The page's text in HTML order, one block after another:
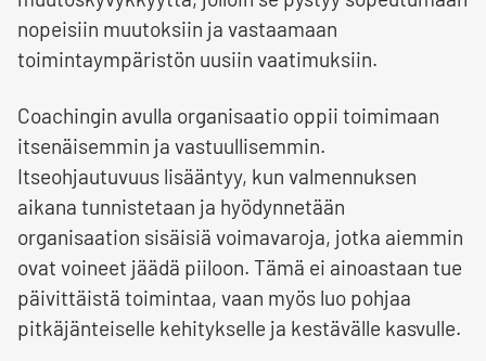
nopeisiin muutoksiin ja vastaamaan
toimintaympäristön uusiin vaatimuksiin.
Coachingin avulla organisaatio oppii toimimaan
itsenäisemmin ja vastuullisemmin.
Itseohjautuvuus lisääntyy, kun valmennuksen
aikana tunnistetaan ja hyödynnetään
organisaation sisäisiä voimavaroja, jotka aiemmin
ovat voineet jäädä piiloon. Tämä ei ainoastaan tue
päivittäistä toimintaa, vaan myös luo pohjaa
pitkäjänteiselle kehitykselle ja kestävälle kasvulle.